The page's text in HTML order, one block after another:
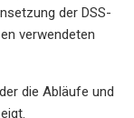
der DSS-
verwendeten
die Abläufe und